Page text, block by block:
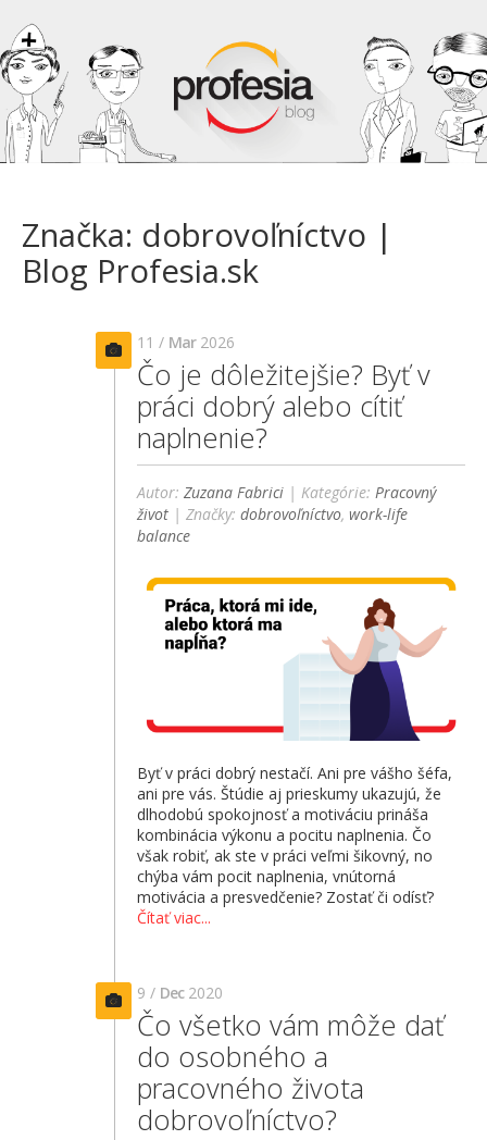
Značka: dobrovoľníctvo |
Blog Profesia.sk
11 / Mar 2026
Čo je dôležitejšie? Byť v
práci dobrý alebo cítiť
naplnenie?
Autor:Zuzana Fabrici | Kategórie:Pracovný
život | Značky:dobrovoľníctvo,work-life
balance
Byť v práci dobrý nestačí. Ani pre vášho šéfa,
ani pre vás. Štúdie aj prieskumy ukazujú, že
dlhodobú spokojnosť a motiváciu prináša
kombinácia výkonu a pocitu naplnenia. Čo
však robiť, ak ste v práci veľmi šikovný, no
chýba vám pocit naplnenia, vnútorná
motivácia a presvedčenie? Zostať či odísť?
Čítať viac...
9 / Dec 2020
Čo všetko vám môže dať
do osobného a
pracovného života
dobrovoľníctvo?